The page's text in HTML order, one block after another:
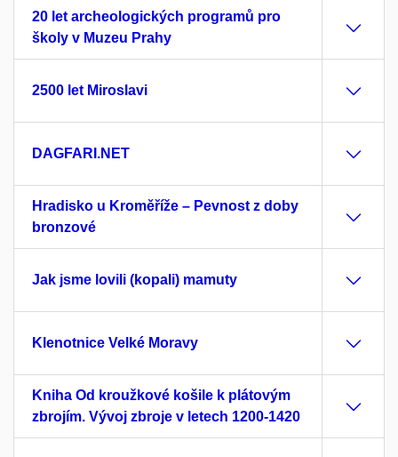
20 let archeologických programů pro
školy v Muzeu Prahy
2500 let Miroslavi
DAGFARI.NET
Hradisko u Kroměříže – Pevnost z doby
bronzové
Jak jsme lovili (kopali) mamuty
Klenotnice Velké Moravy
Kniha Od kroužkové košile k plátovým
zbrojím. Vývoj zbroje v letech 1200-1420